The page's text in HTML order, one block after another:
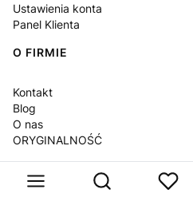
Otwórz
Ustawienia konta
Panel Klienta
O FIRMIE
Kontakt
Blog
O nas
ORYGINALNOŚĆ
Sklep internetowy